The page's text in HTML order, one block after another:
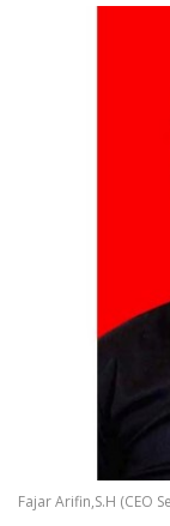
Fajar Arifin,S.H (CEO